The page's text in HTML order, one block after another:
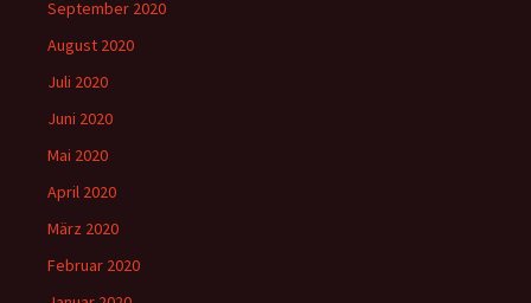
September 2020
August 2020
Juli 2020
Juni 2020
Mai 2020
April 2020
März 2020
Februar 2020